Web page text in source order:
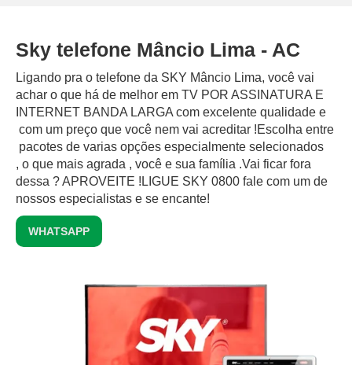
Sky telefone Mâncio Lima - AC
Ligando pra o telefone da SKY Mâncio Lima, você vai
achar o que há de melhor em TV POR ASSINATURA E
INTERNET BANDA LARGA com excelente qualidade e
com um preço que você nem vai acreditar !Escolha entre
pacotes de varias opções especialmente selecionados
, o que mais agrada , você e sua família .Vai ficar fora
dessa ? APROVEITE !LIGUE SKY 0800 fale com um de
nossos especialistas e se encante!
WHATSAPP